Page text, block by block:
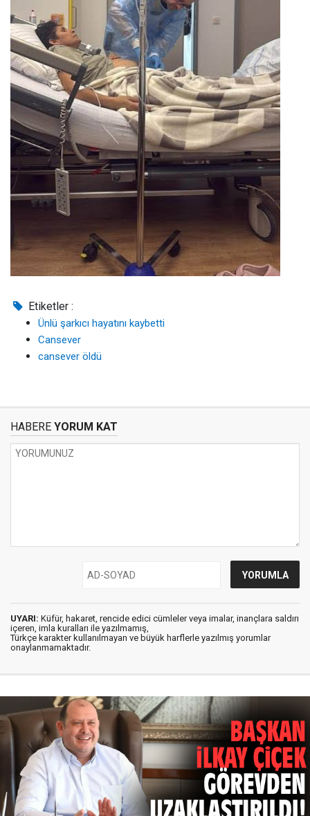
Etiketler :
Ünlü şarkıcı hayatını kaybetti
Cansever
cansever öldü
HABERE YORUM KAT
UYARI: Küfür, hakaret, rencide edici cümleler veya imalar, inançlara saldırı
içeren, imla kuralları ile yazılmamış,
Türkçe karakter kullanılmayan ve büyük harflerle yazılmış yorumlar
onaylanmamaktadır.